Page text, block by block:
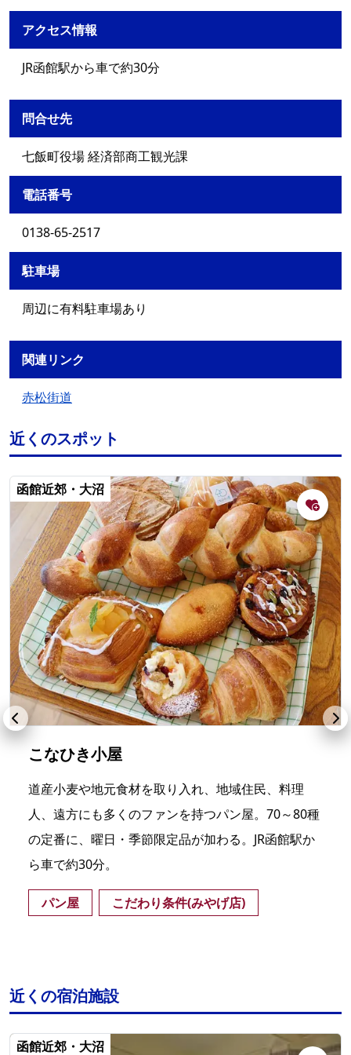
アクセス情報
JR函館駅から車で約30分
問合せ先
七飯町役場 経済部商工観光課
電話番号
0138-65-2517
駐車場
周辺に有料駐車場あり
関連リンク
赤松街道
近くのスポット
函館近郊・大沼
こなひき小屋
道産小麦や地元食材を取り入れ、地域住民、料理
人、遠方にも多くのファンを持つパン屋。70～80種
の定番に、曜日・季節限定品が加わる。JR函館駅か
ら車で約30分。
パン屋 こだわり条件(みやげ店)
近くの宿泊施設
函館近郊・大沼